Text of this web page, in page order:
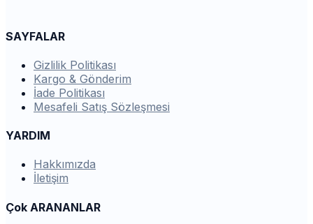
SAYFALAR
Gizlilik Politikası
Kargo & Gönderim
İade Politikası
Mesafeli Satış Sözleşmesi
YARDIM
Hakkımızda
İletişim
Çok ARANANLAR